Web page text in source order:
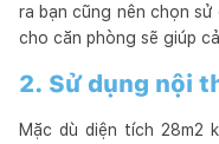
ra bạn cũng nên chọn
cho căn phòng sẽ giúp
2. Sử dụng nội
Mặc dù diện tích 28m2